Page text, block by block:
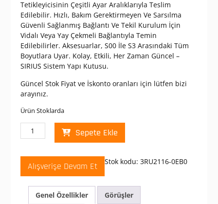
Tetikleyicisinin Çeşitli Ayar Aralıklarıyla Teslim
Edilebilir. Hızlı, Bakım Gerektirmeyen Ve Sarsılma
Güvenli Sağlanmış Bağlantı Ve Tekil Kurulum İçin
Vidalı Veya Yay Çekmeli Bağlantıyla Temin
Edilebilirler. Aksesuarlar, S00 İle S3 Arasındaki Tüm
Boyutlara Uyar. Kolay, Etkili, Her Zaman Güncel –
SIRIUS Sistem Yapı Kutusu.
Güncel Stok Fiyat ve İskonto oranları için lütfen bizi
arayınız.
Ürün Stoklarda
Siemens
3RU2116-
Termik
Röle
0.28
-0.40
Amper
Sepete Ekle
Alışverişe Devam Et Stok kodu: 3RU2116-0EB0
Genel Özellikler
Görüşler